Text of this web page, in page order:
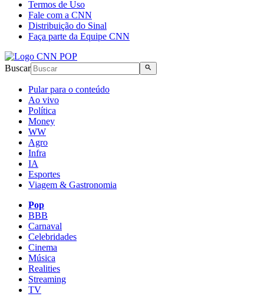
Termos de Uso
Fale com a CNN
Distribuição do Sinal
Faça parte da Equipe CNN
Buscar
Pular para o conteúdo
Ao vivo
Política
Money
WW
Agro
Infra
IA
Esportes
Viagem & Gastronomia
Pop
BBB
Carnaval
Celebridades
Cinema
Música
Realities
Streaming
TV